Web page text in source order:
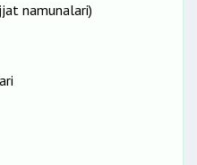
namunalari)